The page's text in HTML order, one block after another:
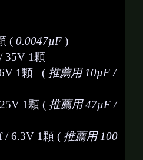
( 0.0047µF )
35V 1顆
1顆 ( 推薦用 10µF /
1顆 ( 推薦用 47µF /
/ 6.3V 1顆 ( 推薦用 100